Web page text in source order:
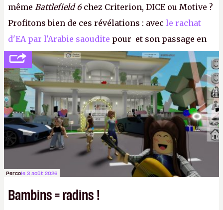
même Battlefield 6chez Criterion, DICE ou Motive ?
Profitons bien de ces révélations : avec le rachat
d'EA par l'Arabie saoudite pour et son passage en
société privée, l'éditeur n'aura bientôt plus
l'obligation de publier ses bilans. Encore une
victoire pour la transparence.P.
Percole 3 août 2026
Bambins = radins !